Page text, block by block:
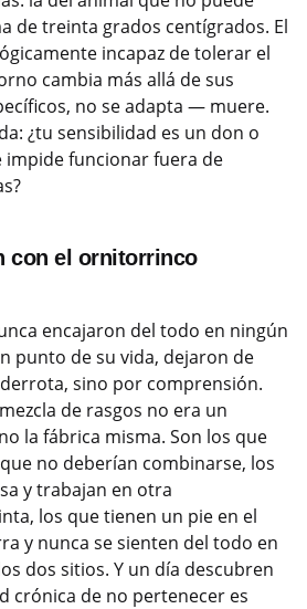
de treinta grados centígrados. El
incapaz de tolerar el
cambia más allá de sus
no se adapta — muere.
¿tu sensibilidad es un don o
impide funcionar fuera de
con el ornitorrinco
encajaron del todo en ningún
punto de su vida, dejaron de
sino por comprensión.
de rasgos no era un
la fábrica misma. Son los que
no deberían combinarse, los
y trabajan en otra
los que tienen un pie en el
y nunca se sienten del todo en
dos sitios. Y un día descubren
crónica de no pertenecer es